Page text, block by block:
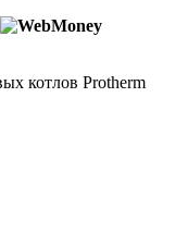
котлов Protherm